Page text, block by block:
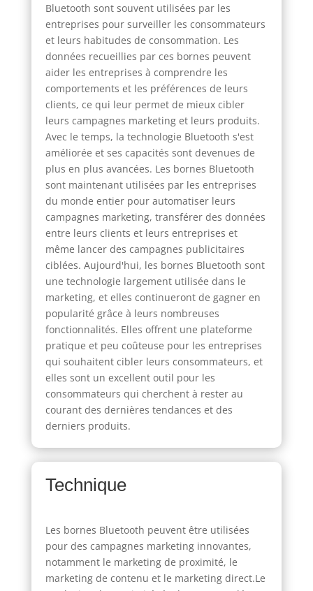
Bluetooth sont souvent utilisées par les
entreprises pour surveiller les consommateurs
et leurs habitudes de consommation. Les
données recueillies par ces bornes peuvent
aider les entreprises à comprendre les
comportements et les préférences de leurs
clients, ce qui leur permet de mieux cibler
leurs campagnes marketing et leurs produits.
Avec le temps, la technologie Bluetooth s'est
améliorée et ses capacités sont devenues de
plus en plus avancées. Les bornes Bluetooth
sont maintenant utilisées par les entreprises
du monde entier pour automatiser leurs
campagnes marketing, transférer des données
entre leurs clients et leurs entreprises et
même lancer des campagnes publicitaires
ciblées. Aujourd'hui, les bornes Bluetooth sont
une technologie largement utilisée dans le
marketing, et elles continueront de gagner en
popularité grâce à leurs nombreuses
fonctionnalités. Elles offrent une plateforme
pratique et peu coûteuse pour les entreprises
qui souhaitent cibler leurs consommateurs, et
elles sont un excellent outil pour les
consommateurs qui cherchent à rester au
courant des dernières tendances et des
derniers produits.
Technique
Les bornes Bluetooth peuvent être utilisées
pour des campagnes marketing innovantes,
notamment le marketing de proximité, le
marketing de contenu et le marketing direct.Le